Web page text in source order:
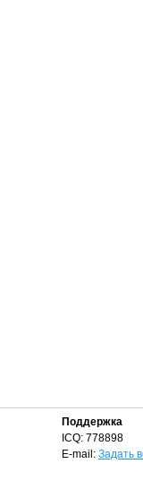
Поддержка
ICQ: 778898
E-mail: Задать